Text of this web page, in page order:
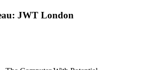
JWT London